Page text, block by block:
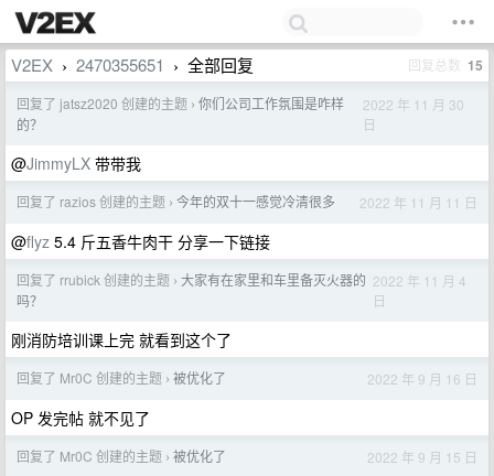
V2EX › 2470355651 › 全部回复 回复总数 15
回复了 jatsz2020 创建的主题 › 你们公司工作氛围是咋样
的？
2022 年 11 月 30
日
@JimmyLX 带带我
回复了 razios 创建的主题 › 今年的双十一感觉冷清很多 2022 年 11 月 11 日
@flyz 5.4 斤五香牛肉干 分享一下链接
回复了 rrubick 创建的主题 › 大家有在家里和车里备灭火器的
吗？
2022 年 11 月 4
日
刚消防培训课上完 就看到这个了
回复了 Mr0C 创建的主题 › 被优化了 2022 年 9 月 16 日
OP 发完帖 就不见了
回复了 Mr0C 创建的主题 › 被优化了 2022 年 9 月 15 日